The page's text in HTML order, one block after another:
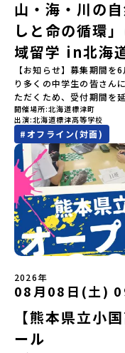
人様1回限りです。PC・
後の内容変更はできませ
違いにご注意ください。
度)で宿泊いただく予定で
詳細なアレルギー対応希
対応が必要な場合は必ず
参加できなくなった場合
遠慮下さい。やむを得な
ご連絡ください。・キャ
しの場合、以下のルール
ください。プログラム開
のご連絡日：お支払いい
前：無料・20日目-8日
開始日の前日：40％・
の不参加またはプログラ
天候などの状況等によっ
の場合は原則、開催日1
行人数に達しなかった場
メールにてご連絡いたし
ご質問についてはこちら
ログラム主催：一般財団
「意志ある若者にあふれ
ビジョンを掲げ、2017
す。日本全国約200の高
越えて生徒一人ひとりの
へ〜日本全国20以上の地
学」の全体像や魅力につ
での参加にあたり、保護
のサポート体制」につい
からお気軽にご視聴くだ
る]YouTube：https://
si=e5erbspvwz5O8_uF
「大樹町」の内容を具体
うえで、「大樹町では具
という疑問にお答えする
や、2泊3日のプログラム
時： 5月13日(水) 19：00〜19：40
ろ？プログラム詳細解
mirai.jp/events/002112
けど大丈夫？」「どんな
や、中学生のみなさんの
す。チャットでの質問も
してご参加ください。▼
規約への同意プログラム
い。・抽選による参加者
ら抽選の上、締め切り日
ただいたメールアドレス
ます。当選者は、メール
ていただきます。当選確
加者のご負担となります
自由時間の個人飲食費な
申し込み多数の場合は抽
数の場合は、締め切り後
す。【申し込み受付期
12：00まで疑問も不安も
ステップアップ説明会プ
申し込みを迷われている
ます。知りたい情報のレ
活用ください。【STEP
を公開中！）〜まずは「
全国20以上の地域から選
体像や魅力について、説
にあたり、保護者様が特
ト体制」についても詳し
軽にご視聴ください。🎬
https://youtu.be/
【STEP 2】出水市・出
水工業高校」の内容を具
たうえで、「出水市では
の？」という疑問にお答
な文化や、2泊3日のプロ
日 時： 6月9日日(水
ろ？プログラム詳細解
mirai.jp/events/091247
で、一年中自然アクティ
幡平市にある「松川地熱
を電気に変えた」場所！
電気に変える「地球・自
出す挑戦をしてきた町で
発電所から吹き出す地熱
できます。世界でここだ
ーションのアートづくり
平市は自然（山）の恵み
す。みなさんの地元の味
しんでください🎵今回は
日本全国から集まる中学
と一緒にさまざまなアク
はないスペシャルな魅力
を使いながら、まちの魅
体になり「開拓者精神」
は？今回のプログラムを
いらだて）高校」の生徒
った探究教育」と「自分
自身が「探究プロジェク
す。机の上で勉強するだ
ークを楽しむことができ
躍する高校生と一緒に交
を楽しみ、高校での活動
会！この地域でしか味わ
山・海・川の
しと命の循環
域留学 in北海
【お知らせ】募集期間
り多くの中学生の皆さん
ただくため、受付期間を
し込みのタイミングを逃
ひ一歩踏み出してみませ
がございます。お早目
------＼返還不要・3年間
万円】の給付型奨学金～
を応援！～ 詳細・条
----＜体験費・宿泊費が
が今も残る町！広大な自
まちの暮らしを一緒に体
らしが気になる。いつ
き！興味がある！」「自
い！」そんな中学生のみ
験」は、日本全国約200
を送る「地域みらい留学
めてのひとり旅でも安心
いたします。今回のフィ
う）」北海道の東に位置
4,600人の町。東の水平
開催場所 北海道標津町
出演 北海道標津高等学校
#オフライン(対面)
2026年
08月08日(土)
【熊本県立小
ール